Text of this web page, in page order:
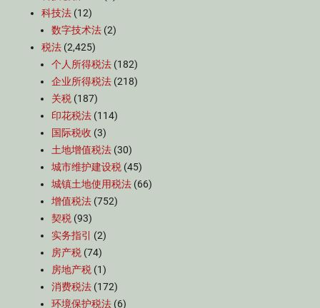
科技法 (12)
数字技术法 (2)
税法 (2,425)
个人所得税法 (182)
企业所得税法 (218)
关税 (187)
印花税法 (114)
国际税收 (3)
土地增值税法 (30)
城市维护建设税 (45)
城镇土地使用税法 (66)
增值税法 (752)
契税 (93)
实务指引
(2)
房产税 (74)
房地产税 (1)
消费税法 (172)
环境保护税法 (6)